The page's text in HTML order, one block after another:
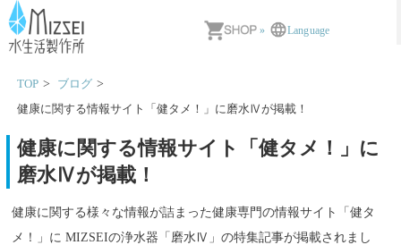
» Language
TOP
ブログ
健康に関する情報サイト「健タメ！」に磨水Ⅳが掲載！
健康に関する情報サイト「健タメ！」に
磨水Ⅳが掲載！
健康に関する様々な情報が詰まった健康専門の情報サイト「健タ
メ！」に MIZSEIの浄水器「磨水Ⅳ」の特集記事が掲載されまし